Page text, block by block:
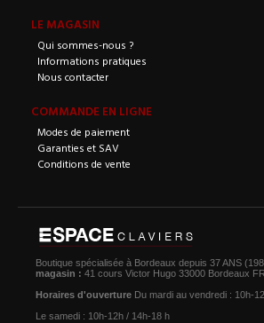
LE MAGASIN
Qui sommes-nous ?
Informations pratiques
Nous contacter
COMMANDE EN LIGNE
Modes de paiement
Garanties et SAV
Conditions de vente
Boutique spécialisée à Bordeaux depuis 37 ANS
magasin : 41 cours Victor Hugo 33000 Bordeaux
Horaires d'ouverture Du mardi au vendredi : 10h-
Le samedi : 10h-12h / 14h-18 h